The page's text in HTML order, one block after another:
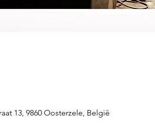
13, 9860 Oosterzele, België